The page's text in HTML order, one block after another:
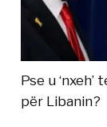
Pse u
për Libanin?